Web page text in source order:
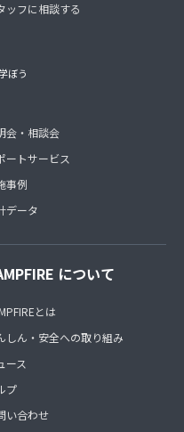
ッフに相談する
ぼう
会・相談会
ートサービス
事例
データ
について
とは
しん・安全への取り組み
ース
プ
い合わせ